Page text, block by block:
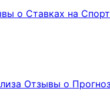
о Ставках на
Отзывы о